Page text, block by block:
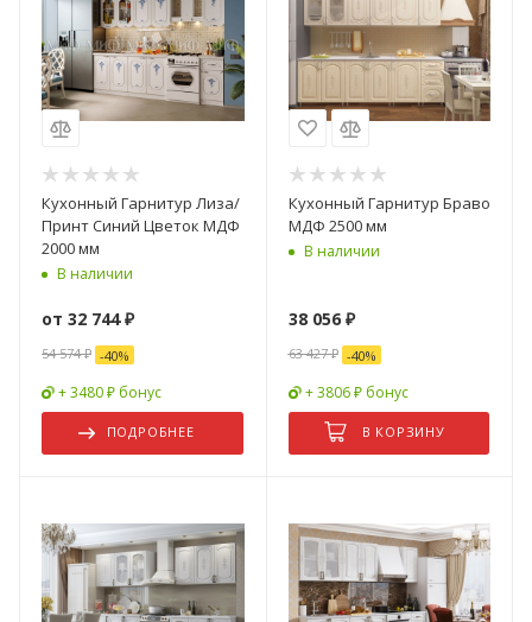
Кухонный Гарнитур Лиза/
Принт Синий Цветок МДФ
2000 мм
В наличии
от 32 744 ₽
54 574 ₽ -40%
+ 3480 ₽ бонус
ПОДРОБНЕЕ
Кухонный Гарнитур Браво
МДФ 2500 мм
В наличии
38 056₽
63 427₽ -40%
+ 3806 ₽ бонус
В КОРЗИНУ